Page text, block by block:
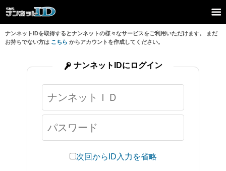
ナンネットIDを取得するとナンネットの様々なサービスをご利用いただけます。 まだ
お持ちでない方は こちら からアカウントを作成してください。
次回からID入力を省略
ナンネットIDにログイン